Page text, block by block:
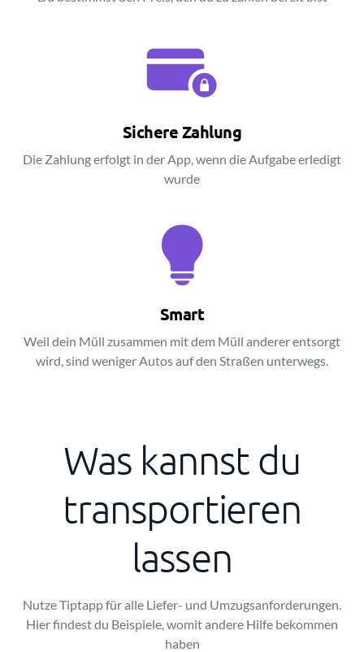
Sichere Zahlung
Die Zahlung erfolgt in der App, wenn die Aufgabe erledigt
wurde
Smart
Weil dein Müll zusammen mit dem Müll anderer entsorgt
wird, sind weniger Autos auf den Straßen unterwegs.
Was kannst du
transportieren
lassen
Nutze Tiptapp für alle Liefer- und Umzugsanforderungen.
Hier findest du Beispiele, womit andere Hilfe bekommen
haben